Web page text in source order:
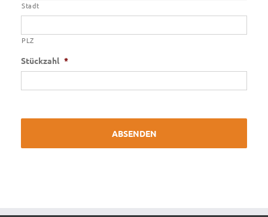
Stadt
PLZ
Stückzahl *